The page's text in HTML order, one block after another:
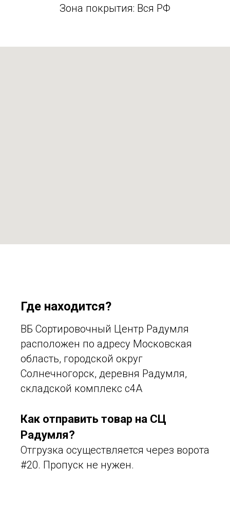
Зона покрытия: Вся РФ
Где находится?
ВБ Сортировочный Центр Радумля
расположен по адресу Московская
область, городской округ
Солнечногорск, деревня Радумля,
складской комплекс с4А
Как отправить товар на СЦ
Радумля?
Отгрузка осуществляется через ворота
#20. Пропуск не нужен.